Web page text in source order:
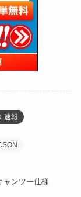
速報
ンツー仕様